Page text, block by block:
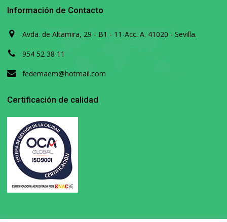
Información de Contacto
Avda. de Altamira, 29 - B1 - 11-Acc. A. 41020 - Sevilla.
954 52 38 11
fedemaem@hotmail.com
Certificación de calidad